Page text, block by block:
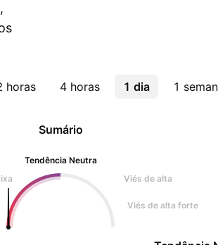
horas 4 horas 1 dia 1
Sumário
Tendência Neutra
Viés de alta
Viés de alta forte